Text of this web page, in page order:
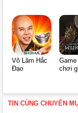
Võ Lâm Hắc
Đạo
Game
chơi
TIN CÙNG CHUYÊN